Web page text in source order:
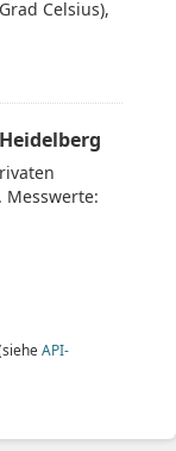
Celsius),
API-